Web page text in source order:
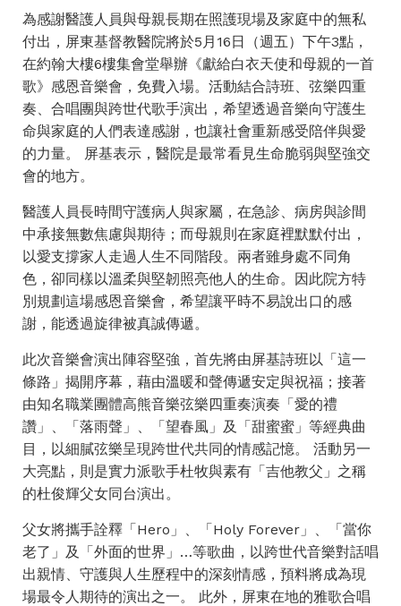
為感謝醫護人員與母親長期在照護現場及家庭中的無私
付出，屏東基督教醫院將於5月16日（週五）下午3點，
在約翰大樓6樓集會堂舉辦《獻給白衣天使和母親的一首
歌》感恩音樂會，免費入場。活動結合詩班、弦樂四重
奏、合唱團與跨世代歌手演出，希望透過音樂向守護生
命與家庭的人們表達感謝，也讓社會重新感受陪伴與愛
的力量。 屏基表示，醫院是最常看見生命脆弱與堅強交
會的地方。
醫護人員長時間守護病人與家屬，在急診、病房與診間
中承接無數焦慮與期待；而母親則在家庭裡默默付出，
以愛支撐家人走過人生不同階段。兩者雖身處不同角
色，卻同樣以溫柔與堅韌照亮他人的生命。因此院方特
別規劃這場感恩音樂會，希望讓平時不易說出口的感
謝，能透過旋律被真誠傳遞。
此次音樂會演出陣容堅強，首先將由屏基詩班以「這一
條路」揭開序幕，藉由溫暖和聲傳遞安定與祝福；接著
由知名職業團體高熊音樂弦樂四重奏演奏「愛的禮
讚」、「落雨聲」、「望春風」及「甜蜜蜜」等經典曲
目，以細膩弦樂呈現跨世代共同的情感記憶。 活動另一
大亮點，則是實力派歌手杜牧與素有「吉他教父」之稱
的杜俊輝父女同台演出。
父女將攜手詮釋「Hero」、「Holy Forever」、「當你
老了」及「外面的世界」…等歌曲，以跨世代音樂對話唱
出親情、守護與人生歷程中的深刻情感，預料將成為現
場最令人期待的演出之一。 此外，屏東在地的雅歌合唱